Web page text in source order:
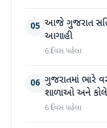
05 આજે ગુજરાત
આગાહી
6 દિવસ પહેલા
06 ગુજરાતમાં ભારે
શાળાઓ અને
6 દિવસ પહેલા